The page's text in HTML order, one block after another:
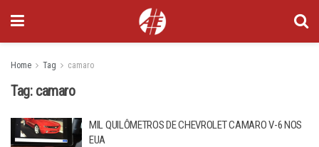
Home Tag camaro
Tag: camaro
MIL QUILÔMETROS DE CHEVROLET CAMARO V-6 NOS
EUA